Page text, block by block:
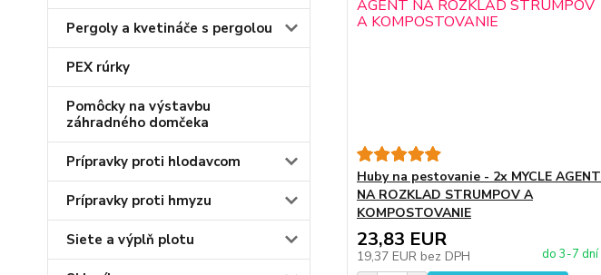
Pergoly a kvetináče s pergolou
PEX rúrky
Pomôcky na výstavbu
záhradného domčeka
Prípravky proti hlodavcom
Prípravky proti hmyzu
Siete a výplň plotu
Huby na pestovanie - 2x MYCLE AGENT
NA ROZKLAD STRUMPOV A
KOMPOSTOVANIE
23,83 EUR
19,37 EUR bez DPH do 3-7 dní